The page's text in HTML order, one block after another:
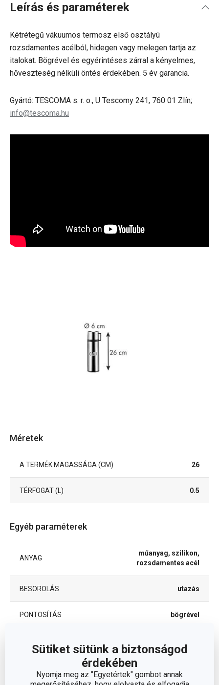
Sütiket sütünk a biztonságod
érdekében
Nyomja meg az "Egyetértek" gombot annak
Leírás és paraméterek
Kétrétegű vákuumos termosz első osztályú
rozsdamentes acélból, hidegen vagy melegen tartja az
italokat. Bögrével és egyérintéses zárral a kényelmes,
hőveszteség nélküli öntés érdekében. 5 év garancia.
Gyártó: TESCOMA s. r. o., U Tescomy 241, 760 01 Zlín;
info@tescoma.hu
Méretek
A TERMÉK MAGASSÁGA (CM) 26
TÉRFOGAT (L) 0.5
Egyéb paraméterek
ANYAG
műanyag, szilikon,
rozsdamentes acél
BESOROLÁS utazás
PONTOSÍTÁS bögrével